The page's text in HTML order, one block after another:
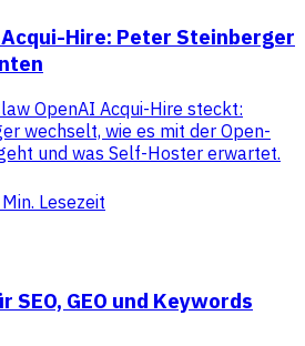
Hire: Peter Steinberger
OpenAI Acqui-Hire steckt:
wechselt, wie es mit der Open-
und was Self-Hoster erwartet.
Min. Lesezeit
GEO und Keywords